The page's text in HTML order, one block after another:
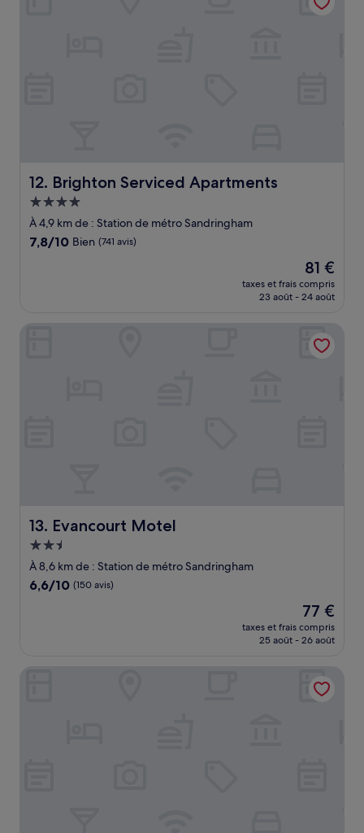
12. Brighton Serviced Apartments
Brighton Serviced Apartments
Hébergement
4.0 étoiles
À 4,9 km de : Station de métro Sandringham
7.8
7,8/10 Bien (741 avis)
Le
nouveau
prix
de
81 €
81 €
taxes et frais compris
23 août - 24 août
13. Evancourt Motel
Evancourt Motel
Hébergement
2.5 étoiles
À 8,6 km de : Station de métro Sandringham
6.6
6,6/10 (150 avis)
Le
nouveau
prix
de
77 €
77 €
taxes et frais compris
25 août - 26 août